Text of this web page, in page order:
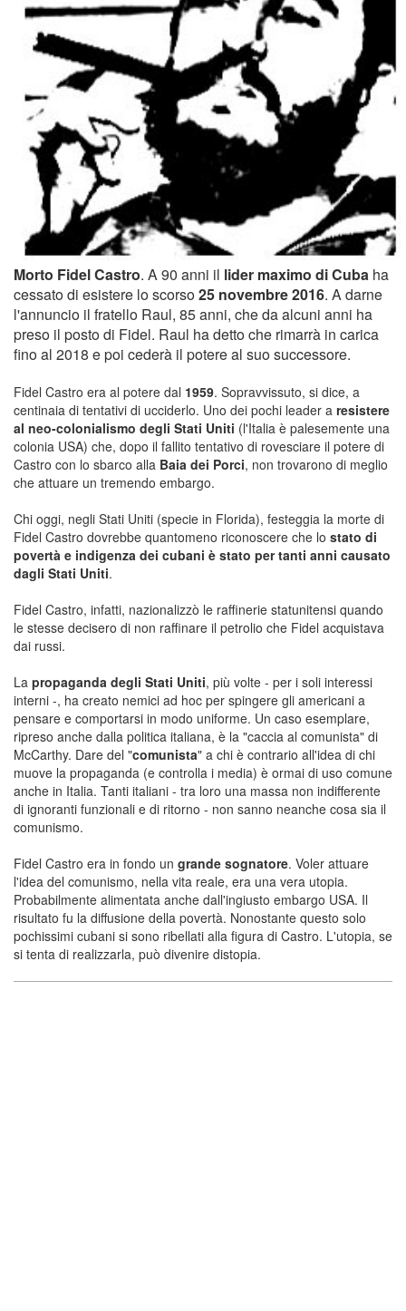
Morto Fidel Castro. A 90 anni il lider maximo di Cuba ha
cessato di esistere lo scorso25 novembre 2016. A darne
l'annuncio il fratello Raul, 85 anni, che da alcuni anni ha
preso il posto di Fidel. Raul ha detto che rimarrà in carica
fino al 2018 e poi cederà il potere al suo successore.
Fidel Castro era al potere dal 1959. Sopravvissuto, si dice, a
centinaia di tentativi di ucciderlo. Uno dei pochi leader a resistere
al neo-colonialismo degli Stati Uniti (l'Italia è palesemente una
colonia USA) che, dopo il fallito tentativo di rovesciare il potere di
Castro con lo sbarco alla Baia dei Porci, non trovarono di meglio
che attuare un tremendo embargo.
Chi oggi, negli Stati Uniti (specie in Florida), festeggia la morte di
Fidel Castro dovrebbe quantomeno riconoscere che lo stato di
povertà e indigenza dei cubani è stato per tanti anni causato
dagli Stati Uniti.
Fidel Castro, infatti, nazionalizzò le raffinerie statunitensi quando
le stesse decisero di non raffinare il petrolio che Fidel acquistava
dai russi.
La propaganda degli Stati Uniti, più volte - per i soli interessi
interni -, ha creato nemici ad hoc per spingere gli americani a
pensare e comportarsi in modo uniforme. Un caso esemplare,
ripreso anche dalla politica italiana, è la "caccia al comunista" di
McCarthy. Dare del "comunista" a chi è contrario all'idea di chi
muove la propaganda (e controlla i media) è ormai di uso comune
anche in Italia. Tanti italiani - tra loro una massa non indifferente
di ignoranti funzionali e di ritorno - non sanno neanche cosa sia il
comunismo.
Fidel Castro era in fondo un grande sognatore. Voler attuare
l'idea del comunismo, nella vita reale, era una vera utopia.
Probabilmente alimentata anche dall'ingiusto embargo USA. Il
risultato fu la diffusione della povertà. Nonostante questo solo
pochissimi cubani si sono ribellati alla figura di Castro. L'utopia, se
si tenta di realizzarla, può divenire distopia.